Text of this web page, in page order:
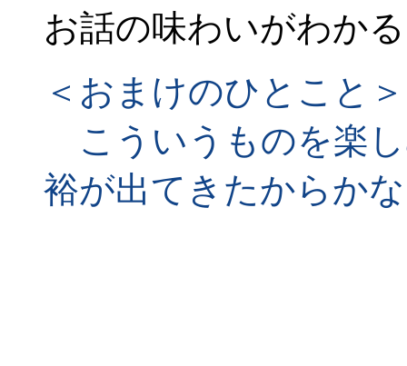
お話の味わいがわか
＜おまけのひとこと＞
こういうものを楽
裕が出てきたからか